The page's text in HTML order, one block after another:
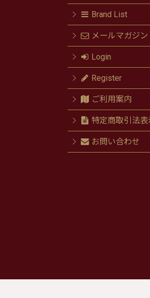
Brand List
メールマガジン
Login
Register
ご利用案内
特定商取引法表
お問い合わせ